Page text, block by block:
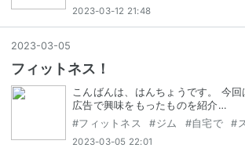
2023-03-12 21:48
2023-03-05
フィットネス！
こんばんは、はんちょうです。 今
広告で興味をもったものを紹介…
#フィットネス #ジム #自宅で #
2023-03-05 22:01